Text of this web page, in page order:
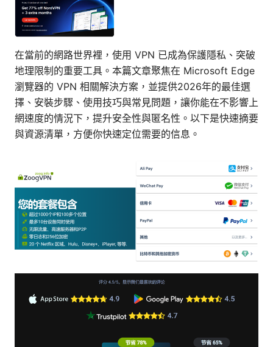
在當前的網路世界裡，使用 VPN 已成為保護隱私、突破
地理限制的重要工具。本篇文章聚焦在 Microsoft Edge
瀏覽器的 VPN 相關解決方案，並提供2026年的最佳選
擇、安裝步驟、使用技巧與常見問題，讓你能在不影響上
網速度的情況下，提升安全性與匿名性。以下是快速摘要
與資源清單，方便你快速定位需要的信息。